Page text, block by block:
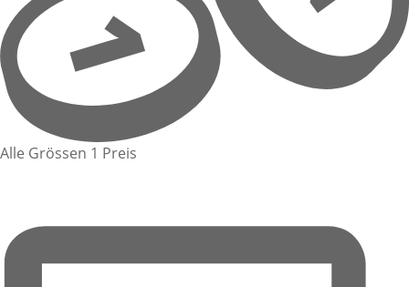
Alle Grössen 1 Preis